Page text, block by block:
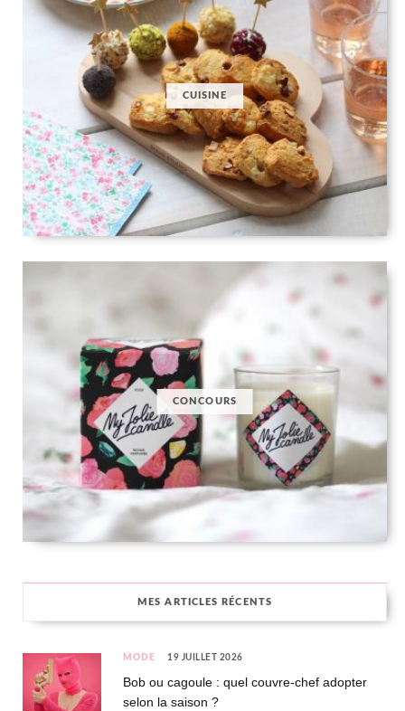
CUISINE
CONCOURS
MES ARTICLES RÉCENTS
MODE 19 JUILLET 2026
Bob ou cagoule : quel couvre-chef adopter
selon la saison ?